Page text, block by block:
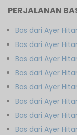
PERJALANAN
Bas dari Ayer
Bas dari Ayer
Bas dari Ayer
Bas dari Ayer
Bas dari Ayer
Bas dari Ayer
Bas dari Ayer
Bas dari Ayer